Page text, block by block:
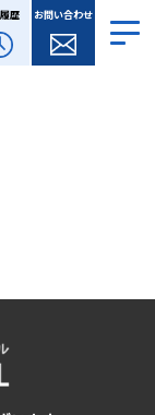
歴 お問い合わせ